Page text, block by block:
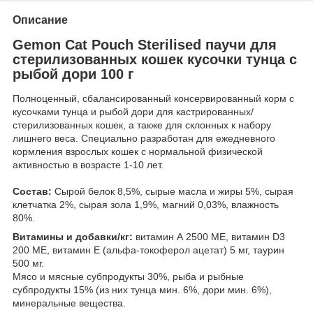
Описание
Gemon Cat Pouch Sterilised паучи для
стерилизованных кошек кусочки тунца с
рыбой дори 100 г
Полноценный, сбалансированный консервированный корм с
кусочками тунца и рыбой дори для кастрированных/
стерилизованных кошек, а также для склонных к набору
лишнего веса. Специально разработан для ежедневного
кормления взрослых кошек с нормальной физической
активностью в возрасте 1-10 лет.
Состав: Сырой белок 8,5%, сырые масла и жиры 5%, сырая
клетчатка 2%, сырая зола 1,9%, магний 0,03%, влажность
80%.
Витамины и добавки/кг: витамин А 2500 МЕ, витамин D3
200 МЕ, витамин Е (альфа-токоферол ацетат) 5 мг, таурин
500 мг.
Мясо и мясные субпродукты 30%, рыба и рыбные
субпродукты 15% (из них тунца мин. 6%, дори мин. 6%),
минеральные вещества.